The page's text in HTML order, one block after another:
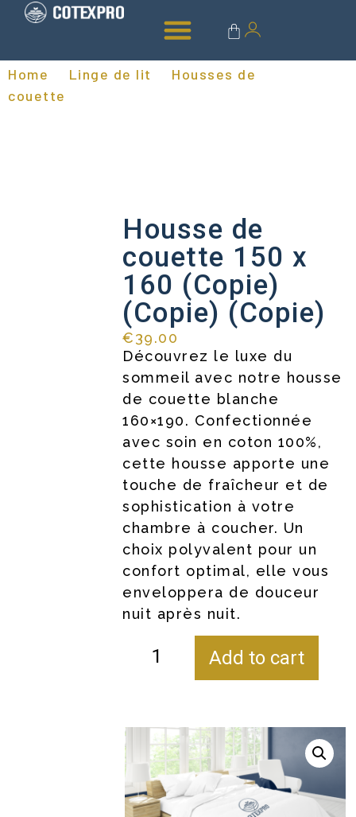
Home Linge de lit
Housses de
couette
Housse de
couette 150 x
160 (Copie)
(Copie) (Copie)
€39.00
Découvrez le luxe du
sommeil avec notre housse
de couette blanche
160×190. Confectionnée
avec soin en coton 100%,
cette housse apporte une
touche de fraîcheur et de
sophistication à votre
chambre à coucher. Un
choix polyvalent pour un
confort optimal, elle vous
enveloppera de douceur
nuit après nuit.
Add to cart